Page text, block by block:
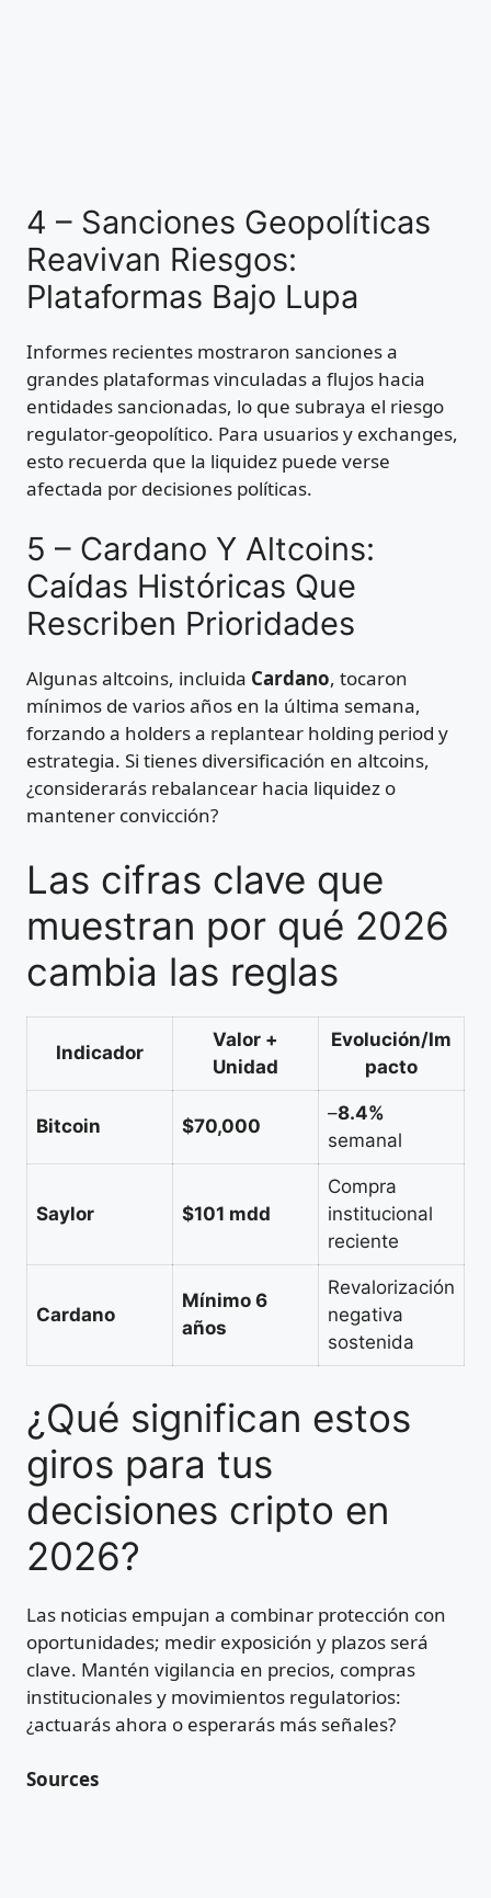
4 – Sanciones Geopolíticas
Reavivan Riesgos:
Plataformas Bajo Lupa
Informes recientes mostraron sanciones a
grandes plataformas vinculadas a flujos hacia
entidades sancionadas, lo que subraya el riesgo
regulator-geopolítico. Para usuarios y exchanges,
esto recuerda que la liquidez puede verse
afectada por decisiones políticas.
5 – Cardano Y Altcoins:
Caídas Históricas Que
Rescriben Prioridades
Algunas altcoins, incluida Cardano, tocaron
mínimos de varios años en la última semana,
forzando a holders a replantear holding period y
estrategia. Si tienes diversificación en altcoins,
¿considerarás rebalancear hacia liquidez o
mantener convicción?
Las cifras clave que
muestran por qué 2026
cambia las reglas
Indicador
Valor +
Unidad
Evolución/Im
pacto
Bitcoin $70,000
–8.4%
semanal
Saylor $101 mdd
Compra
institucional
reciente
Cardano
Mínimo 6
años
Revalorización
negativa
sostenida
¿Qué significan estos
giros para tus
decisiones cripto en
2026?
Las noticias empujan a combinar protección con
oportunidades; medir exposición y plazos será
clave. Mantén vigilancia en precios, compras
institucionales y movimientos regulatorios:
¿actuarás ahora o esperarás más señales?
Sources